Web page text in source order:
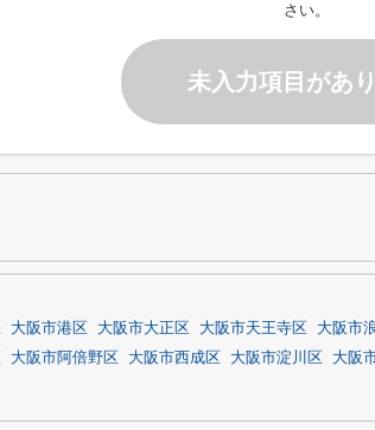
さい。
未入力項目があ
大阪市港区 大阪市大正区 大阪市天王寺区 大阪市
大阪市阿倍野区 大阪市西成区 大阪市淀川区 大阪